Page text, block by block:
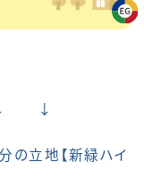
↓
立地【新緑ハイ